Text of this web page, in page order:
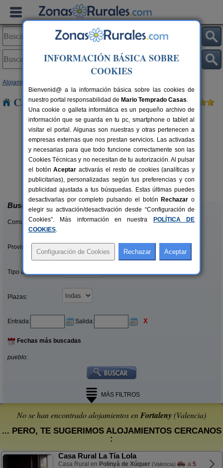
Alojamientos
Casas Rurales cerca de Fortaleny
6+2 pers.
desde50 €
La Casa del Lago
Anna (Valencia)
Buscar
Comunidades:
Provincias/Islas:
Tipo alquiler:
Plazas:
Entrada: Salida: X
Fechas más buscadas
pueblo:
MÁS FILTROS
No se han encontrado alojamientos enFortaleny(Valencia)
... PERO, TE SUGERIMOS ALOJAMIENTOS CERCANOS
:
Casa Rural La Tía Lola
Casa Rural en Polinyà de Xúquer (Valencia) a 5
INFORMACIÓN BÁSICA SOBRE
COOKIES
Bienvenid@ a la información básica sobre las cookies de
nuestro portal responsabilidad de Mario Temprado Casas.
Una cookie o galleta informática es un pequeño archivo de
información que se guarda en tu pc, smartphone o tablet al
visitar el portal. Algunas son nuestras y otras pertenecen a
empresas externas que nos prestan servicios. Las activadas
y necesarias para que todo funcione correctamente son las
Cookies Técnicas y no necesitan de tu autorización. Al pulsar
el botónAceptar activarás el resto de cookies (analíticas y
publicitarias), personalizadas según tus preferencias y con
publicidad ajustada a tus búsquedas. Estas últimas puedes
desactivarlas por completo pulsando el botón Rechazar o
elegir su activación/desactivación desde “Configuración de
Cookies”. Más información en nuestra
POLÍTICA DE
COOKIES.